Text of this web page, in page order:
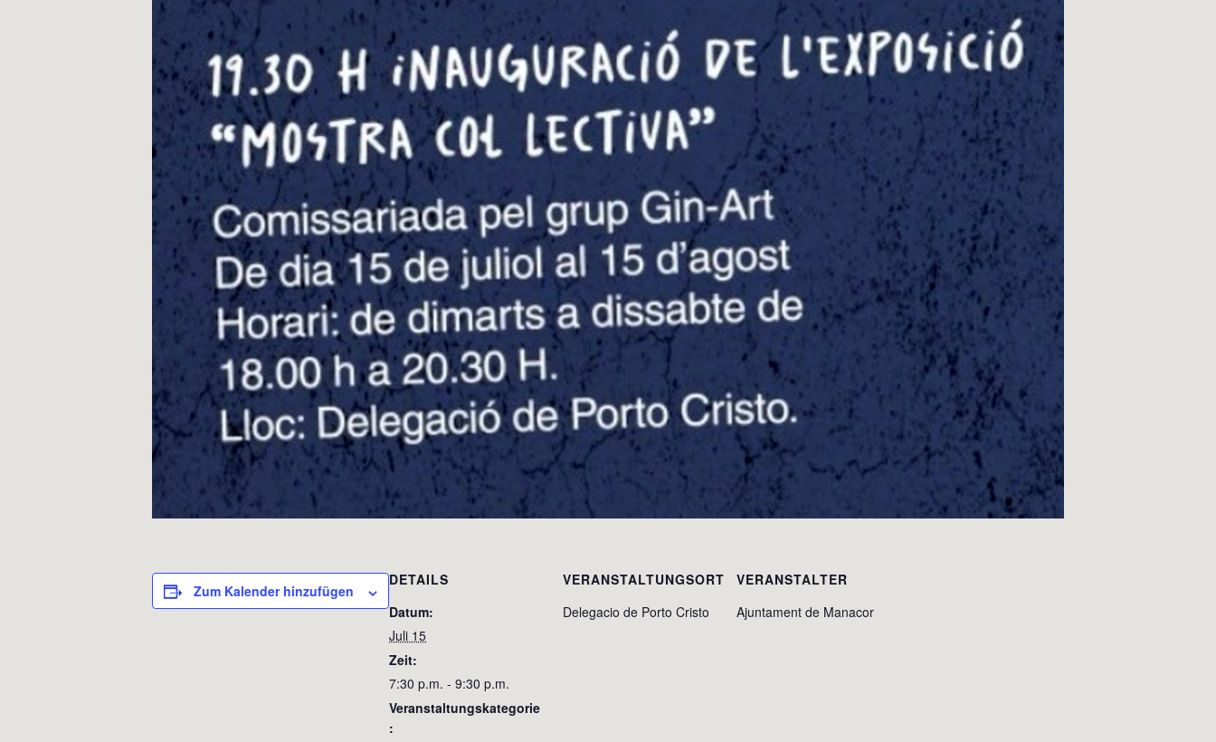
Zum Kalender hinzufügen
DETAILS
Datum:
Juli 15
Zeit:
7:30 p.m. - 9:30 p.m.
Veranstaltungskategorie
:
VERANSTALTUNGSORT
Delegacio de Porto Cristo
VERANSTALTER
Ajuntament de Manacor